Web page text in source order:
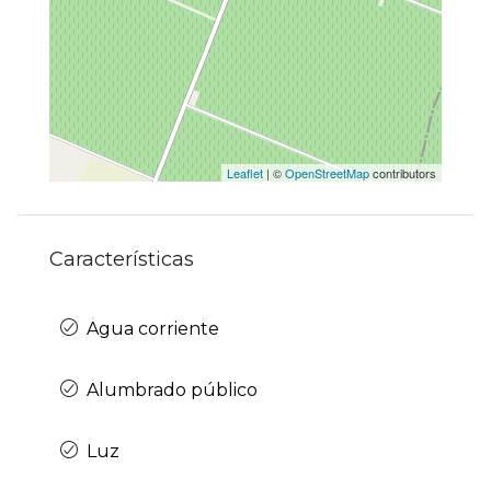
Leaflet | ©OpenStreetMapcontributors
Características
Agua corriente
Alumbrado público
Luz